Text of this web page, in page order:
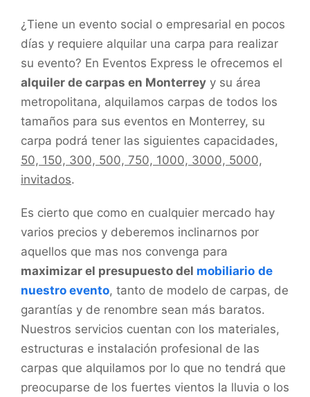
¿Tiene un evento social o empresarial en pocos
días y requiere alquilar una carpa para realizar
su evento? En Eventos Express le ofrecemos el
alquiler de carpas en Monterrey y su área
metropolitana, alquilamos carpas de todos los
tamaños para sus eventos en Monterrey, su
carpa podrá tener las siguientes capacidades,
50, 150, 300, 500, 750, 1000, 3000, 5000,
invitados.
Es cierto que como en cualquier mercado hay
varios precios y deberemos inclinarnos por
aquellos que mas nos convenga para
maximizar el presupuesto del mobiliario de
nuestro evento, tanto de modelo de carpas, de
garantías y de renombre sean más baratos.
Nuestros servicios cuentan con los materiales,
estructuras e instalación profesional de las
carpas que alquilamos por lo que no tendrá que
preocuparse de los fuertes vientos la lluvia o los